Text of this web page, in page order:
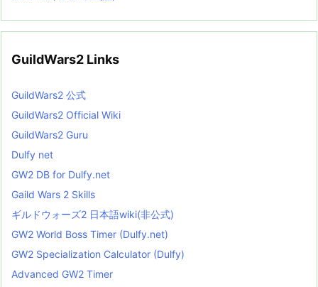
GuildWars2 Links
GuildWars2 公式
GuildWars2 Official Wiki
GuildWars2 Guru
Dulfy net
GW2 DB for Dulfy.net
Gaild Wars 2 Skills
ギルドウォーズ2 日本語wiki(非公式)
GW2 World Boss Timer (Dulfy.net)
GW2 Specialization Calculator (Dulfy)
Advanced GW2 Timer